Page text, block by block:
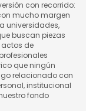
con recorrido:
mucho margen
universidades,
buscan piezas
actos de
que ningún
relacionado con
institucional
fondo